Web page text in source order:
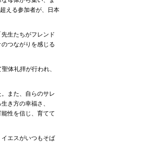
える参加者が、日本
生たちがフレンド
つながりを感じる
体礼拝が行われ、
また、自らのサレ
き方の幸福さ、
性を信じ、育てて
エスがいつもそば